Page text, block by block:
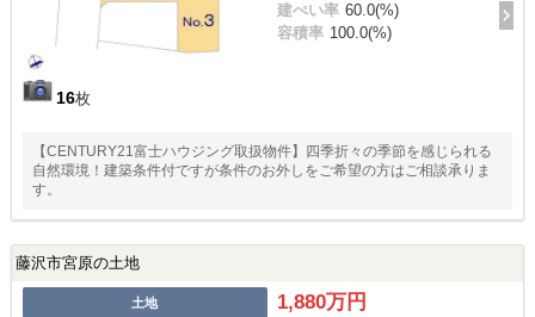
16枚
建ぺい率 60.0(%)
容積率 100.0(%)
【CENTURY21富士ハウジング取扱物件】四季折々の季節を感じられる
自然環境！建築条件付ですが条件のお外しをご希望の方はご相談承りま
す。
藤沢市宮原の土地
土地 1,880万円